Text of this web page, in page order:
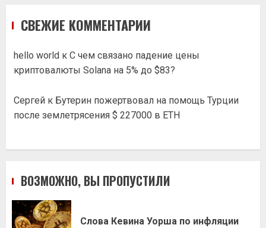
СВЕЖИЕ КОММЕНТАРИИ
hello world к С чем связано падение цены
криптовалюты Solana на 5% до $83?
Сергей к Бутерин пожертвовал на помощь Турции
после землетрясения $ 227000 в ETH
ВОЗМОЖНО, ВЫ ПРОПУСТИЛИ
Слова Кевина Уорша по инфляции